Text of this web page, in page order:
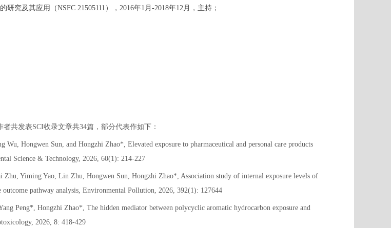
究及其应用（NSFC 21505111），2016年1月-2018年12月，主持；
共发表SCI收录文章共34篇，部分代表作如下：
Hongwen Sun, and Hongzhi Zhao*, Elevated exposure to pharmaceutical and personal care products
Science & Technology, 2026, 60(1): 214-227
Yiming Yao, Lin Zhu, Hongwen Sun, Hongzhi Zhao*, Association study of internal exposure levels of
pathway analysis, Environmental Pollution, 2026, 392(1): 127644
Peng*, Hongzhi Zhao*, The hidden mediator between polycyclic aromatic hydrocarbon exposure and
2026, 8: 418-429